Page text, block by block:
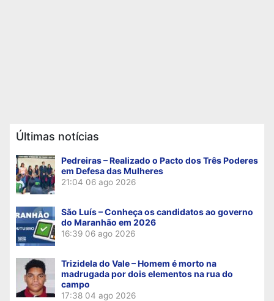
Últimas notícias
Pedreiras – Realizado o Pacto dos Três Poderes
em Defesa das Mulheres
21:04 06 ago 2026
São Luís – Conheça os candidatos ao governo
do Maranhão em 2026
16:39 06 ago 2026
Trizidela do Vale – Homem é morto na
madrugada por dois elementos na rua do
campo
17:38 04 ago 2026